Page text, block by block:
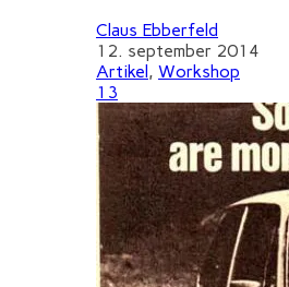
Claus Ebberfeld
12. september 2014
Artikel , Workshop
13